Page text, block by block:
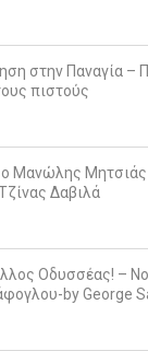
στην Παναγία –
πιστούς
Μανώλης Μητσιάς
Δαβιλά
Οδυσσέας! –
by George